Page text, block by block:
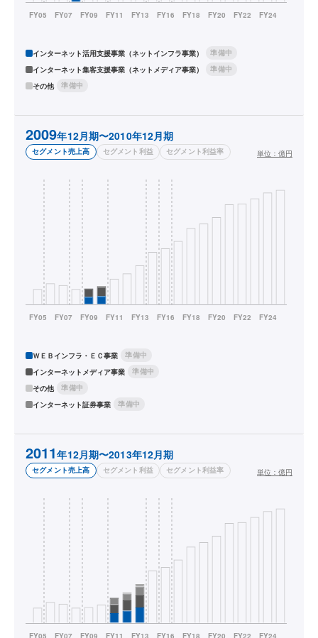
インターネット活用支援事業（ネットインフラ事業）
準備中
インターネット集客支援事業（ネットメディア事業）
準備中
その他
準備中
2009年12月期〜2010年12月期
セグメント売上高 セグメント利益 セグメント利益率 単位： 億円
ＷＥＢインフラ・ＥＣ事業
準備中
インターネットメディア事業
準備中
その他
準備中
インターネット証券事業
準備中
2011年12月期〜2013年12月期
セグメント売上高 セグメント利益 セグメント利益率 単位： 億円